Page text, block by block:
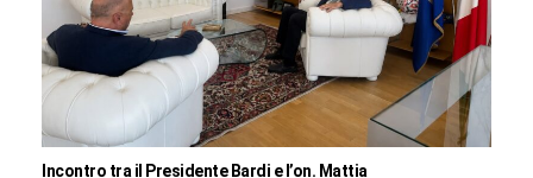
Incontro tra il Presidente Bardi e l’on. Mattia